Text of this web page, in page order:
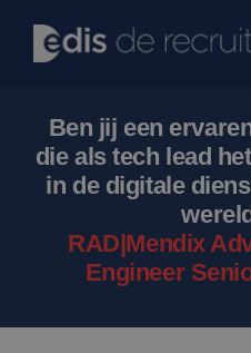
Ben jij een
die als tech lead
in de digitale
RAD|Mendix
Engineer